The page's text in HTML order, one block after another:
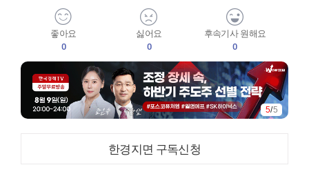
좋아요
0
싫어요
0
후속기사 원해요
0
5/5
한경지면 구독신청